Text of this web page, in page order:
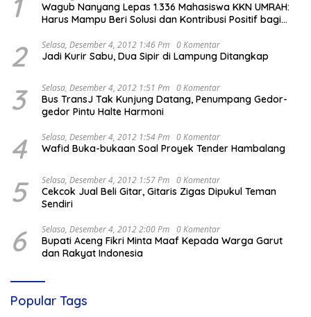
Wagub Nanyang Lepas 1.336 Mahasiswa KKN UMRAH:
Harus Mampu Beri Solusi dan Kontribusi Positif bagi
2 Selasa, Desember 4, 2012 1:46 Pm 0 Komentar
Jadi Kurir Sabu, Dua Sipir di Lampung Ditangkap
3 Selasa, Desember 4, 2012 1:51 Pm 0 Komentar
Bus TransJ Tak Kunjung Datang, Penumpang Gedor-
gedor Pintu Halte Harmoni
4 Selasa, Desember 4, 2012 1:54 Pm 0 Komentar
Wafid Buka-bukaan Soal Proyek Tender Hambalang
5 Selasa, Desember 4, 2012 1:57 Pm 0 Komentar
Cekcok Jual Beli Gitar, Gitaris Zigas Dipukul Teman
Sendiri
6 Selasa, Desember 4, 2012 2:00 Pm 0 Komentar
Bupati Aceng Fikri Minta Maaf Kepada Warga Garut
dan Rakyat Indonesia
Popular Tags